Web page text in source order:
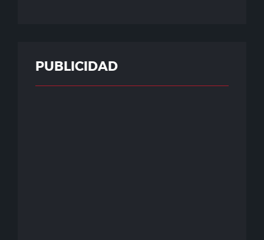
PUBLICIDAD